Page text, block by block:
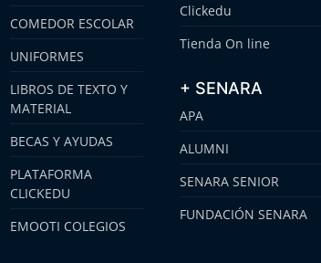
COMEDOR ESCOLAR
UNIFORMES
LIBROS DE TEXTO Y
MATERIAL
BECAS Y AYUDAS
PLATAFORMA
CLICKEDU
EMOOTI COLEGIOS
Clickedu
Tienda On line
+ SENARA
APA
ALUMNI
SENARA SENIOR
FUNDACIÓN SENARA